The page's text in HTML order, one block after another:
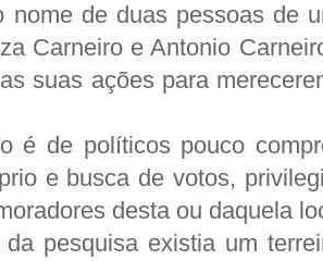
nome de duas pessoas de
Carneiro e Antonio
suas ações para
é de políticos pouco
e busca de votos,
desta ou daquela
pesquisa existia um